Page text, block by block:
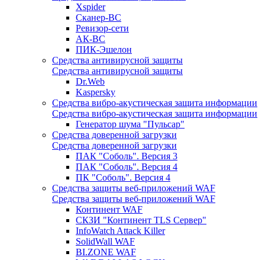
Xspider
Сканер-ВС
Ревизор-сети
АК-ВС
ПИК-Эшелон
Средства антивирусной защиты
Средства антивирусной защиты
Dr.Web
Kaspersky
Средства вибро-акустическая защита информации
Средства вибро-акустическая защита информации
Генератор шума "Пульсар"
Средства доверенной загрузки
Средства доверенной загрузки
ПАК "Соболь". Версия 3
ПАК "Соболь". Версия 4
ПК "Соболь". Версия 4
Средства защиты веб-приложений WAF
Средства защиты веб-приложений WAF
Континент WAF
СКЗИ "Континент TLS Сервер"
InfoWatch Attack Killer
SolidWall WAF
BI.ZONE WAF